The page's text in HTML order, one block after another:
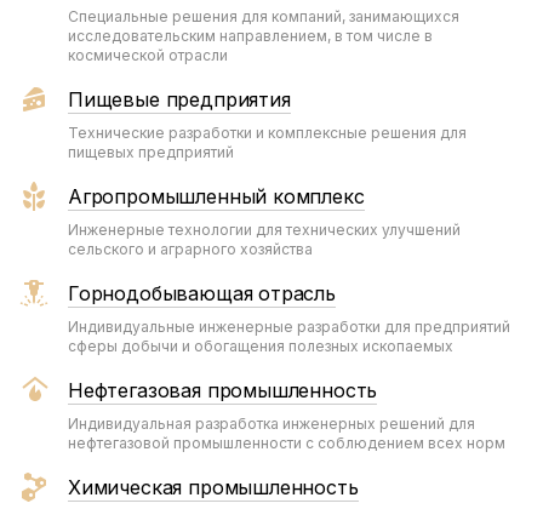
Специальные решения для компаний, занимающихся
исследовательским направлением, в том числе в
космической отрасли
Пищевые предприятия
Технические разработки и комплексные решения для
пищевых предприятий
Агропромышленный комплекс
Инженерные технологии для технических улучшений
сельского и аграрного хозяйства
Горнодобывающая отрасль
Индивидуальные инженерные разработки для предприятий
сферы добычи и обогащения полезных ископаемых
Нефтегазовая промышленность
Индивидуальная разработка инженерных решений для
нефтегазовой промышленности с соблюдением всех норм
Химическая промышленность